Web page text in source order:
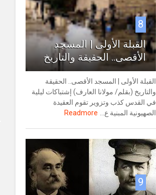
8
القبلة الأولى | المسجد
الأقصى.. الحقيقة والتاريخ
القبلة الأولى | المسجد الأقصى.. الحقيقة
والتاريخ (بقلم/ مولانا العارف) إشتباكات ليلية
في القدس كذب وتزوير تقوم العقيدة
الصهيونية المبنية ع...
Readmore
9